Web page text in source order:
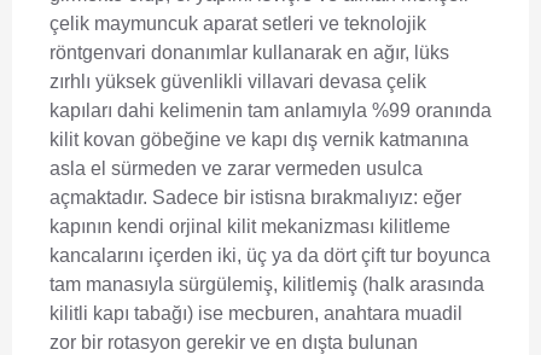
çelik maymuncuk aparat setleri ve teknolojik
röntgenvari donanımlar kullanarak en ağır, lüks
zırhlı yüksek güvenlikli villavari devasa çelik
kapıları dahi kelimenin tam anlamıyla %99 oranında
kilit kovan göbeğine ve kapı dış vernik katmanına
asla el sürmeden ve zarar vermeden usulca
açmaktadır. Sadece bir istisna bırakmalıyız: eğer
kapının kendi orjinal kilit mekanizması kilitleme
kancalarını içerden iki, üç ya da dört çift tur boyunca
tam manasıyla sürgülemiş, kilitlemiş (halk arasında
kilitli kapı tabağı) ise mecburen, anahtara muadil
zor bir rotasyon gerekir ve en dışta bulunan